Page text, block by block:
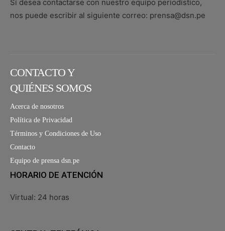
Si desea contactarse con nuestro equipo periodístico,
nos puede escribir al siguiente correo: prensa@dsn.pe
CONTACTO Y
QUIÉNES SOMOS
Acerca de nosotros
Política de Privacidad
Términos y Condiciones de Uso
Contacto
Equipo de prensa dsn.pe
HORARIO DE ATENCIÓN
Virtual: 24 horas